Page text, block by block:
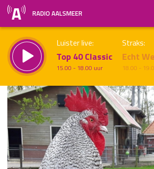
RADIO AALSMEER
Luister live:
Top 40 Classic
15.00 - 18.00 uur
Straks:
Echt
18.00 -
Vorig uur uur 1 van x
Inklappen